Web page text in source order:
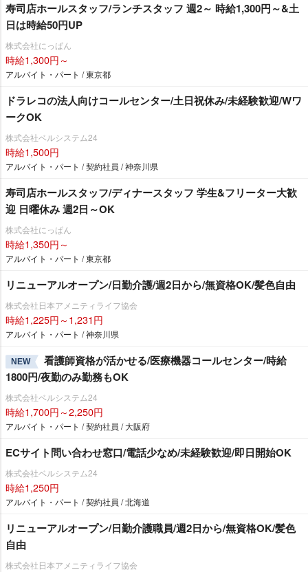
寿司店ホールスタッフ/ランチスタッフ 週2～ 時給1,300円～&土
日は時給50円UP
株式会社にっぱん
時給1,300円～
アルバイト・パート / 東京都
ドラレコの法人向けコールセンター/土日祝休み/未経験歓迎/Wワ
ークOK
株式会社ベルシステム24
時給1,500円
アルバイト・パート / 契約社員 / 神奈川県
寿司店ホールスタッフ/ディナースタッフ 学生&フリーター大歓
迎 日曜休み 週2日～OK
株式会社にっぱん
時給1,350円～
アルバイト・パート / 東京都
リニューアルオープン/日勤介護/週2日から/無資格OK/髪色自由
株式会社日本アメニティライフ協会
時給1,225円～1,231円
アルバイト・パート / 神奈川県
NEW
看護師資格が活かせる/医療機器コールセンター/時給
1800円/夜勤のみ勤務もOK
株式会社ベルシステム24
時給1,700円～2,250円
アルバイト・パート / 契約社員 / 大阪府
ECサイト問い合わせ窓口/電話少なめ/未経験歓迎/即日開始OK
株式会社ベルシステム24
時給1,250円
アルバイト・パート / 契約社員 / 北海道
リニューアルオープン/日勤介護職員/週2日から/無資格OK/髪色
自由
株式会社日本アメニティライフ協会